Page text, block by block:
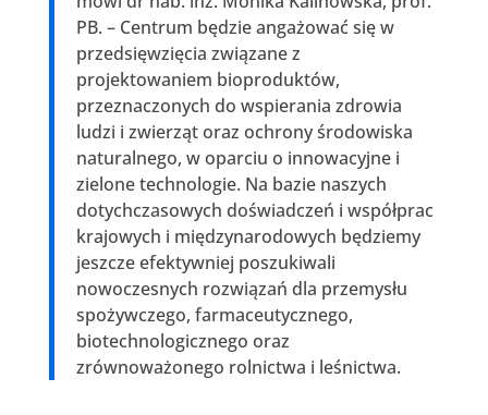
PB. – Centrum będzie angażować się w
przedsięwzięcia związane z
projektowaniem bioproduktów,
przeznaczonych do wspierania zdrowia
ludzi i zwierząt oraz ochrony środowiska
naturalnego, w oparciu o innowacyjne i
zielone technologie. Na bazie naszych
dotychczasowych doświadczeń i współprac
krajowych i międzynarodowych będziemy
jeszcze efektywniej poszukiwali
nowoczesnych rozwiązań dla przemysłu
spożywczego, farmaceutycznego,
biotechnologicznego oraz
zrównoważonego rolnictwa i leśnictwa.